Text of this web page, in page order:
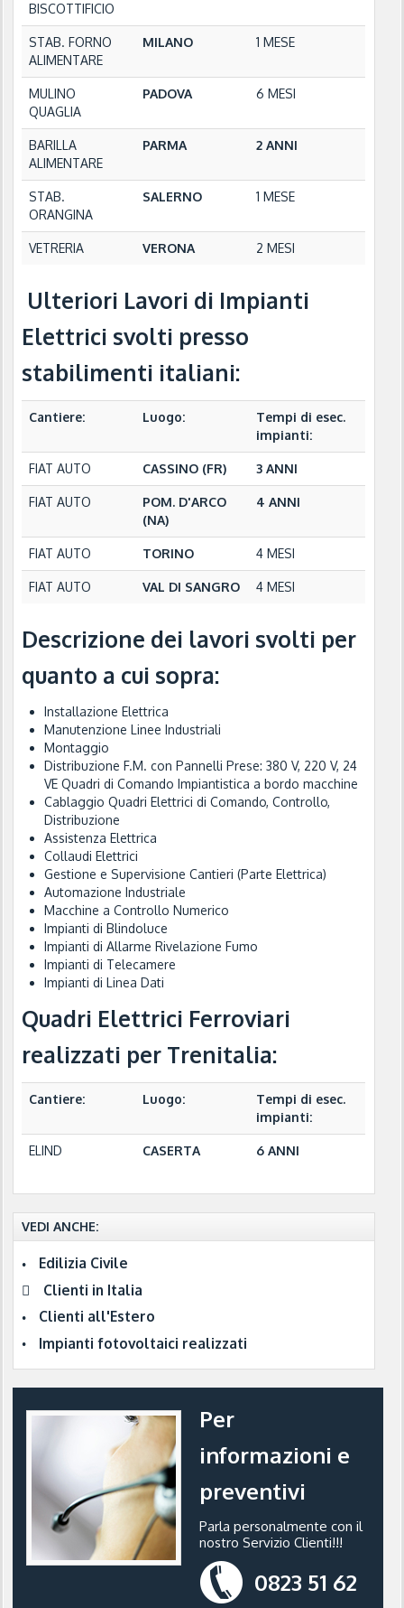
BISCOTTIFICIO
STAB. FORNO
ALIMENTARE
MILANO 1 MESE
MULINO
QUAGLIA
PADOVA 6 MESI
BARILLA
ALIMENTARE
PARMA 2 ANNI
STAB.
ORANGINA
SALERNO 1 MESE
VETRERIA VERONA 2 MESI
Ulteriori Lavori di Impianti
Elettrici svolti presso
stabilimenti italiani:
Cantiere: Luogo:
Tempi di esec.
impianti:
FIAT AUTO CASSINO (FR) 3 ANNI
FIAT AUTO
POM. D'ARCO
(NA)
4 ANNI
FIAT AUTO TORINO 4 MESI
FIAT AUTO VAL DI SANGRO 4 MESI
Descrizione dei lavori svolti per
quanto a cui sopra:
Installazione Elettrica
Manutenzione Linee Industriali
Montaggio
Distribuzione F.M. con Pannelli Prese: 380 V, 220 V, 24
VE Quadri di Comando Impiantistica a bordo macchine
Cablaggio Quadri Elettrici di Comando, Controllo,
Distribuzione
Assistenza Elettrica
Collaudi Elettrici
Gestione e Supervisione Cantieri (Parte Elettrica)
Automazione Industriale
Macchine a Controllo Numerico
Impianti di Blindoluce
Impianti di Allarme Rivelazione Fumo
Impianti di Telecamere
Impianti di Linea Dati
Quadri Elettrici Ferroviari
realizzati per Trenitalia:
Cantiere: Luogo:
Tempi di esec.
impianti:
ELIND CASERTA 6 ANNI
VEDI ANCHE:
Edilizia Civile
Clienti in Italia
Clienti all'Estero
Impianti fotovoltaici realizzati
Per
informazioni e
preventivi
Parla personalmente con il
nostro Servizio Clienti!!!
0823 51 62